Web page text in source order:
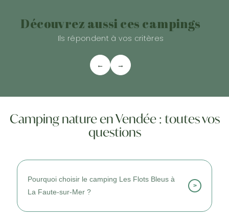
Découvrez aussi ces campings
Ils répondent à vos critères
← →
Camping nature en Vendée : toutes vos
questions
Pourquoi choisir le camping Les Flots Bleus à
La Faute-sur-Mer ?
>